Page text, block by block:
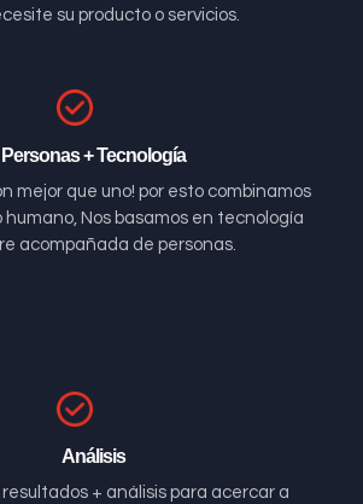
su producto o servicios.
Personas + Tecnología
mejor que uno! por esto combinamos
humano, Nos basamos en tecnología
acompañada de personas.
Análisis
+ análisis para acercar a